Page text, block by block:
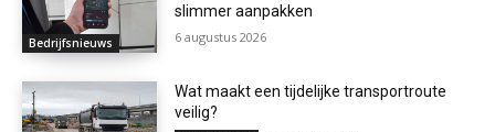
Bedrijfsnieuws
slimmer aanpakken
6 augustus 2026
Wat maakt een tijdelijke transportroute
veilig?